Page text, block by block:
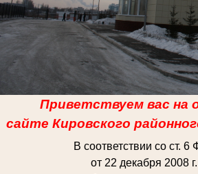
Приветствуем вас на
сайте Кировского
В соответствии со ст. 6
от 22 декабря 2008